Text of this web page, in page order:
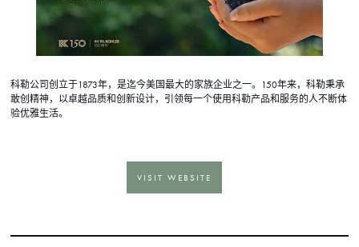
科勒公司创立于1873年，是迄今美国最大的家族企业之一。150年来，科勒秉承
敢创精神，以卓越品质和创新设计，引领每一个使用科勒产品和服务的人不断体
验优雅生活。
VISIT WEBSITE